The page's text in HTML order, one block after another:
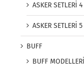
ASKER SETLERİ 4
ASKER SETLERİ 5
BUFF
BUFF MODELLERİ